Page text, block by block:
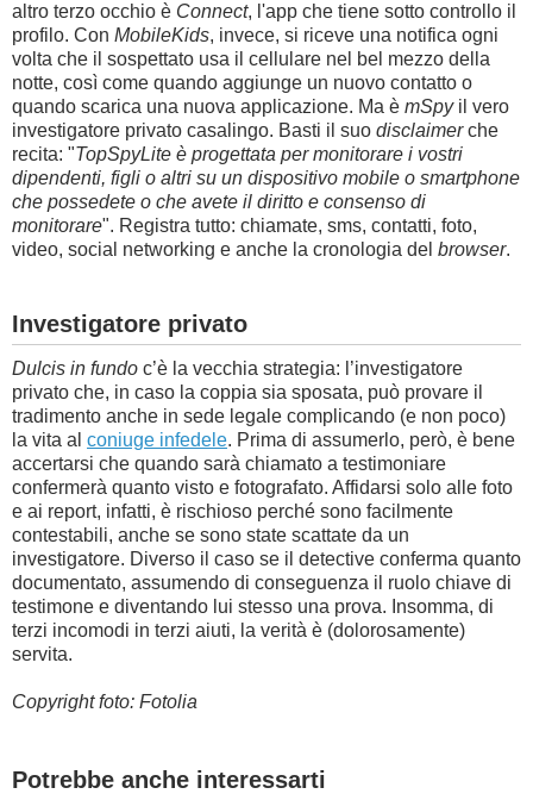
altro terzo occhio è Connect, l'app che tiene sotto controllo il
profilo. Con MobileKids, invece, si riceve una notifica ogni
volta che il sospettato usa il cellulare nel bel mezzo della
notte, così come quando aggiunge un nuovo contatto o
quando scarica una nuova applicazione. Ma è mSpy il vero
investigatore privato casalingo. Basti il suo disclaimer che
recita: "TopSpyLite è progettata per monitorare i vostri
dipendenti, figli o altri su un dispositivo mobile o smartphone
che possedete o che avete il diritto e consenso di
monitorare". Registra tutto: chiamate, sms, contatti, foto,
video, social networking e anche la cronologia del browser.
Investigatore privato
Dulcis in fundo c’è la vecchia strategia: l’investigatore
privato che, in caso la coppia sia sposata, può provare il
tradimento anche in sede legale complicando (e non poco)
la vita al coniuge infedele. Prima di assumerlo, però, è bene
accertarsi che quando sarà chiamato a testimoniare
confermerà quanto visto e fotografato. Affidarsi solo alle foto
e ai report, infatti, è rischioso perché sono facilmente
contestabili, anche se sono state scattate da un
investigatore. Diverso il caso se il detective conferma quanto
documentato, assumendo di conseguenza il ruolo chiave di
testimone e diventando lui stesso una prova. Insomma, di
terzi incomodi in terzi aiuti, la verità è (dolorosamente)
servita.
Copyright foto: Fotolia
Potrebbe anche interessarti